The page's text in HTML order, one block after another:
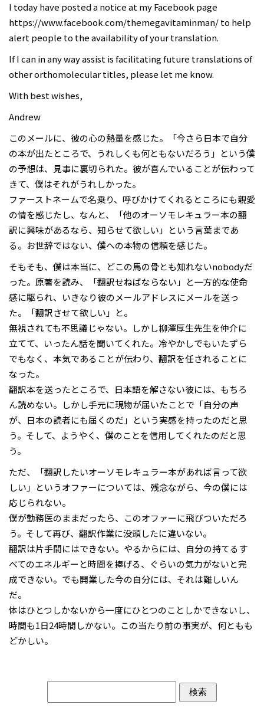
I today have posted a notice at my Facebook page
https://www.facebook.com/themegavitaminman/ to help
alert people to the availability of your translation.
If I can in any way assist is facilitating future translations of
other orthomolecular titles, please let me know.
With best wishes,
Andrew
このメールに、彼の心の熱量を感じた。「今さら日本で自分
の本が出たところで、うれしくも何ともないだろう」という僕
の予想は、見事に裏切られた。彼が喜んでいることが伝わって
きて、僕はそれがうれしかった。
ファーストネームで名乗り、呼びかけてくれるところにも親愛
の情を感じたし、なんと、「他のオーソモレキュラー本の翻
訳に興味があるなら、知らせて欲しい」という言葉まであ
る。お世辞ではない、僕への本物の信頼を感じた。
そもそも、僕は本当に、どこの馬の骨とも知れないnobodyだ
った。原著を読み、「翻訳せねばならない」と一方的な使命
感に駆られ、いきなり彼のメールアドレスにメールを送っ
た。「翻訳させて欲しい」と。
無視されても不思議じゃない。しかし柳澤厚生先生を仲介に
立てて、いったん話を聞いてくれた。冷やかしでもいたずら
でもなく、本気であることが伝わり、翻訳を任されることに
なった。
翻訳本を送ったところで、日本語を解さない彼には、もちろ
ん読めない。しかし手元に現物が届いたことで「自分の声
が、日本の読者にも届くのだ」という実感を持ったのだと思
う。そして、ようやく、僕のことを信用してくれたのだと思
う。
ただ、「翻訳したいオーソモレキュラー本があれば言って欲
しい」というオファーについては、残念ながら、今の僕には
応じられない。
僕が勤務医のままだったら、このオファーに飛びついただろ
う。そして再び、翻訳作業に没頭したに違いない。
翻訳は片手間にはできない。やるからには、自分の持てるす
べてのエネルギーと時間を捧げる、ぐらいの気力がないと完
成できない。でも開業した今の自分には、それは難しいん
だ。
体はひとつしかないから一度にひとつのことしかできないし、
時間も1日24時間しかない。この当たり前の事実が、何ともも
どかしい。